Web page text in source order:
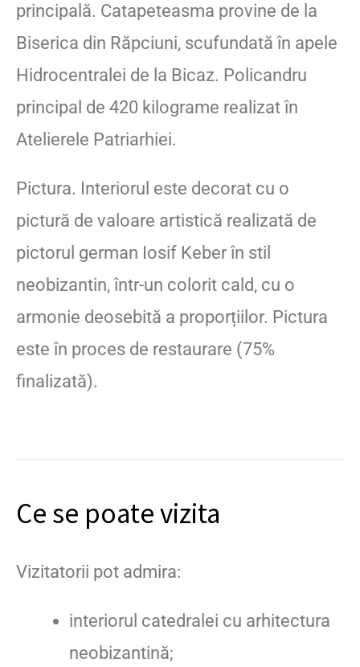
principală. Catapeteasma provine de la
Biserica din Răpciuni, scufundată în apele
Hidrocentralei de la Bicaz. Policandru
principal de 420 kilograme realizat în
Atelierele Patriarhiei.
Pictura. Interiorul este decorat cu o
pictură de valoare artistică realizată de
pictorul german Iosif Keber în stil
neobizantin, într-un colorit cald, cu o
armonie deosebită a proporțiilor. Pictura
este în proces de restaurare (75%
finalizată).
Ce se poate vizita
Vizitatorii pot admira:
interiorul catedralei cu arhitectura
neobizantină;